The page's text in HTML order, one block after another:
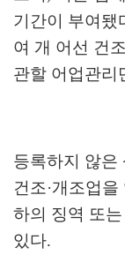
기간이 부여됐
여 개 어선 건조
관할 어업관리
등록하지 않은
건조·개조업을
하의 징역 또는
있다.